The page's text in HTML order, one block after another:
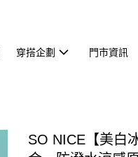
穿搭企劃 門市資訊
SO NICE【美白